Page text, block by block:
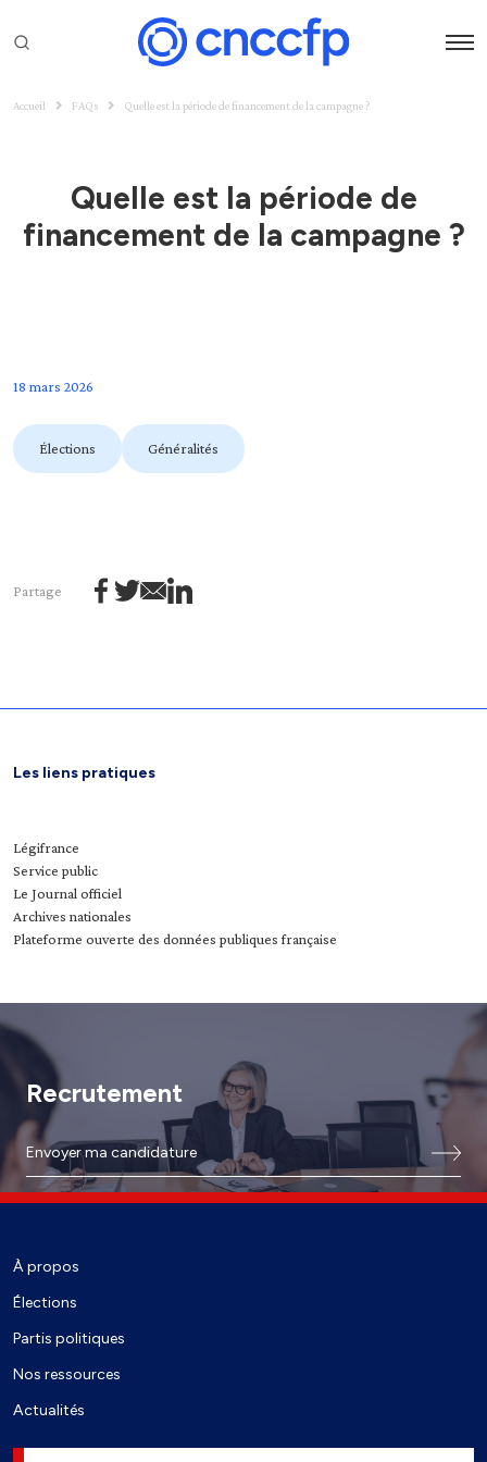
Accueil FAQs Quelle est la période de financement de la campagne ?
Quelle est la période de
financement de la campagne ?
18 mars 2026
Élections Généralités
Partage
Les liens pratiques
Légifrance
Service public
Le Journal officiel
Archives nationales
Plateforme ouverte des données publiques française
Recrutement
Envoyer ma candidature
À propos
Élections
Partis politiques
Nos ressources
Actualités